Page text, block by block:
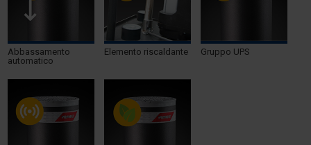
Abbassamento
automatico
Elemento riscaldante Gruppo UPS